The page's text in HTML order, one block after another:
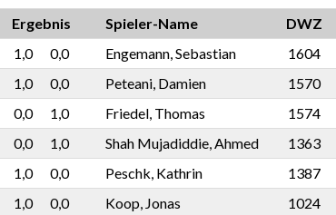
Ergebnis Spieler-Name
DWZ
1,0 0,0 Engemann, Sebastian
1604
1,0 0,0 Peteani, Damien
1570
0,0 1,0 Friedel, Thomas
1574
0,0 1,0 Shah Mujadiddie, Ahmed
1363
1,0 0,0 Peschk, Kathrin
1387
1,0 0,0 Koop, Jonas
1024